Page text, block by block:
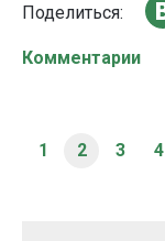
Поделиться:
Комментарии
1 2 3 4